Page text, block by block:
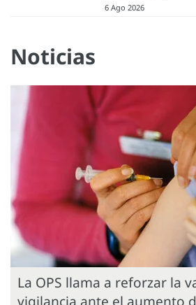
6 Ago 2026
Noticias
La OPS llama a reforzar la
vigilancia ante el aumento